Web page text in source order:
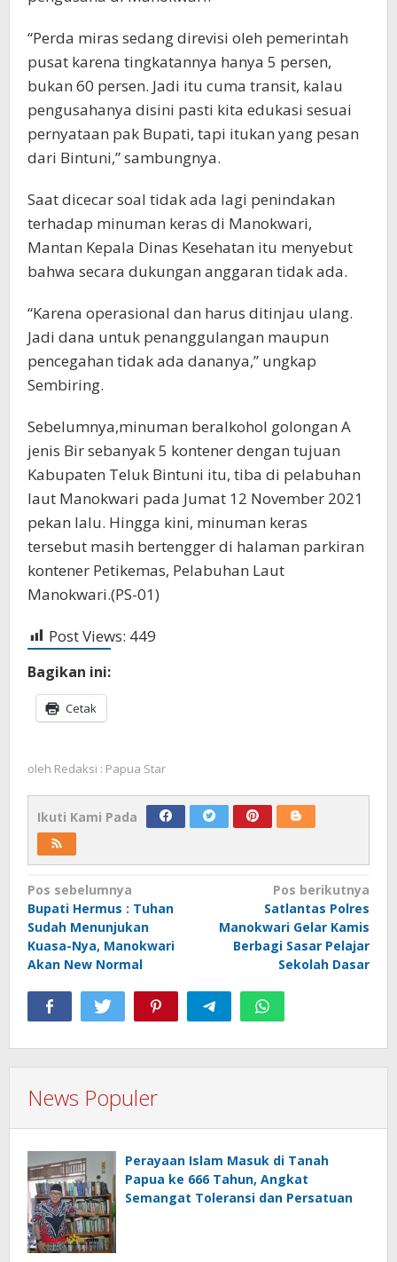
“Perda miras sedang direvisi oleh pemerintah
pusat karena tingkatannya hanya 5 persen,
bukan 60 persen. Jadi itu cuma transit, kalau
pengusahanya disini pasti kita edukasi sesuai
pernyataan pak Bupati, tapi itukan yang pesan
dari Bintuni,” sambungnya.
Saat dicecar soal tidak ada lagi penindakan
terhadap minuman keras di Manokwari,
Mantan Kepala Dinas Kesehatan itu menyebut
bahwa secara dukungan anggaran tidak ada.
“Karena operasional dan harus ditinjau ulang.
Jadi dana untuk penanggulangan maupun
pencegahan tidak ada dananya,” ungkap
Sembiring.
Sebelumnya,minuman beralkohol golongan A
jenis Bir sebanyak 5 kontener dengan tujuan
Kabupaten Teluk Bintuni itu, tiba di pelabuhan
laut Manokwari pada Jumat 12 November 2021
pekan lalu. Hingga kini, minuman keras
tersebut masih bertengger di halaman parkiran
kontener Petikemas, Pelabuhan Laut
Manokwari.(PS-01)
Post Views: 449
Bagikan ini:
Cetak
oleh Redaksi : Papua Star
Ikuti Kami Pada
Navigasi
pos
Pos sebelumnya
Bupati Hermus : Tuhan
Sudah Menunjukan
Kuasa-Nya, Manokwari
Akan New Normal
Pos berikutnya
Satlantas Polres
Manokwari Gelar Kamis
Berbagi Sasar Pelajar
Sekolah Dasar
News Populer
Perayaan Islam Masuk di Tanah
Papua ke 666 Tahun, Angkat
Semangat Toleransi dan Persatuan